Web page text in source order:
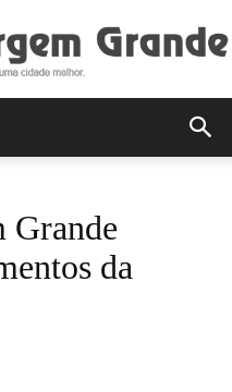
Grande
da